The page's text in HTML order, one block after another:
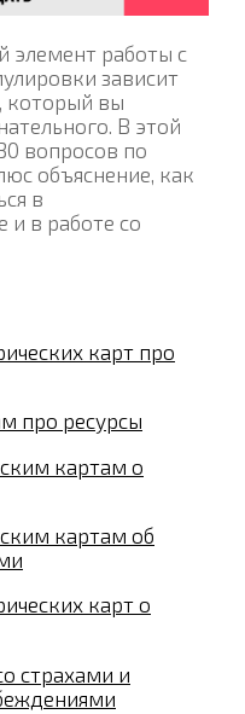
элемент работы с
зависит
который вы
В этой
вопросов по
объяснение, как
в
и в работе со
карт про
про ресурсы
картам о
картам об
карт о
страхами и